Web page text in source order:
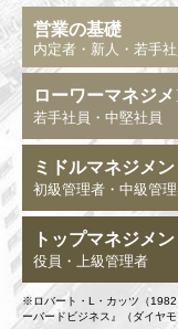
トップマネジメン
役員・上級管理者
ミドルマネジメン
初級管理者・中級管
ローワーマネジメ
若手社員・中堅社員
営業の基礎
内定者・新人・若手社
※ロバート・L・カッツ（
ーバードビジネス』（ダイヤ